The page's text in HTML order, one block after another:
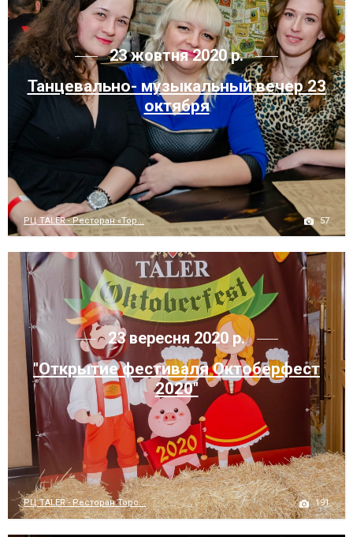
23 жовтня 2020 р.
Танцевально- музыкальный вечер 23
октября
РЦ TALER - Ресторан «Тор... 57
23 вересня 2020 р.
"Открытие фестиваля Октоберфест
2020"
РЦ TALER - Ресторан Торс... 191